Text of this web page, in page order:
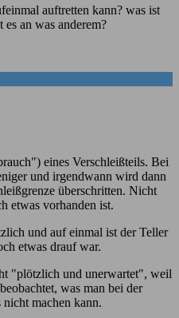
auftretten kann? was ist
an was anderem?
eines Verschleißteils. Bei
und irgendwann wird dann
überschritten. Nicht
etwas vorhanden ist.
und auf einmal ist der Teller
etwas drauf war.
"plötzlich und unerwartet", weil
was man bei der
machen kann.